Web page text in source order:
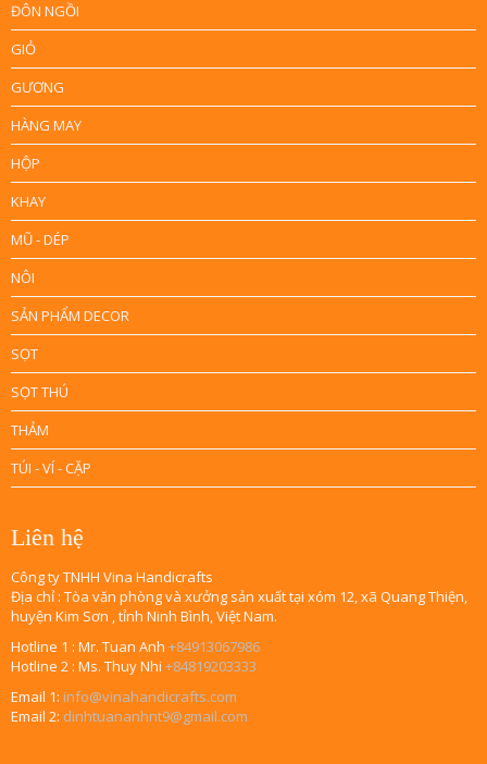
ĐÔN NGỒI
GIỎ
GƯƠNG
HÀNG MAY
HỘP
KHAY
MŨ - DÉP
NÔI
SẢN PHẨM DECOR
SỌT
SỌT THÚ
THẢM
TÚI - VÍ - CẶP
Liên hệ
Công ty TNHH Vina Handicrafts
Địa chỉ : Tòa văn phòng và xưởng sản xuất tại xóm 12, xã Quang Thiện,
huyện Kim Sơn , tỉnh Ninh Bình, Việt Nam.
Hotline 1 : Mr. Tuan Anh +84913067986
Hotline 2 : Ms. Thuy Nhi +84819203333
Email 1: info@vinahandicrafts.com
Email 2: dinhtuananhnt9@gmail.com